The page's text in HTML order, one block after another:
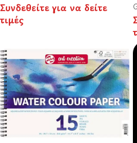
Συνδεθείτε για να δείτε
τιμές